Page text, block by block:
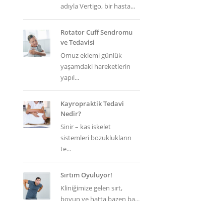
adıyla Vertigo, bir hasta...
Rotator Cuff Sendromu
ve Tedavisi
Omuz eklemi günlük
yaşamdaki hareketlerin
yapıl...
Kayropraktik Tedavi
Nedir?
Sinir – kas iskelet
sistemleri bozuklukların
te...
Sırtım Oyuluyor!
Kliniğimize gelen sırt,
boyun ve hatta bazen ba...